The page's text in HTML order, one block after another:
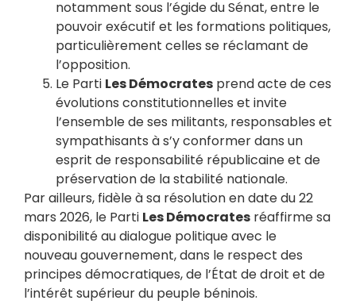
notamment sous l’égide du Sénat, entre le
pouvoir exécutif et les formations politiques,
particulièrement celles se réclamant de
l’opposition.
Le Parti Les Démocrates prend acte de ces
évolutions constitutionnelles et invite
l’ensemble de ses militants, responsables et
sympathisants à s’y conformer dans un
esprit de responsabilité républicaine et de
préservation de la stabilité nationale.
Par ailleurs, fidèle à sa résolution en date du 22
mars 2026, le Parti Les Démocrates réaffirme sa
disponibilité au dialogue politique avec le
nouveau gouvernement, dans le respect des
principes démocratiques, de l’État de droit et de
l’intérêt supérieur du peuple béninois.